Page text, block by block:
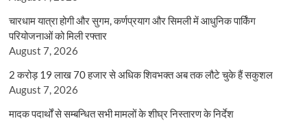
चारधाम यात्रा होगी और सुगम, कर्णप्रयाग और सिमली में आधुनिक पार्किंग
परियोजनाओं को मिली रफ्तार
August 7, 2026
2 करोड़ 19 लाख 70 हजार से अधिक शिवभक्त अब तक लौटे चुके हैं सकुशल
August 7, 2026
मादक पदार्थों से सम्बन्धित सभी मामलों के शीघ्र निस्तारण के निर्देश